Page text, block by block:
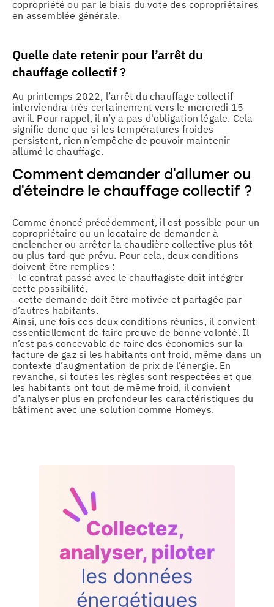
copropriété ou par le biais du vote des copropriétaires
en assemblée générale.
Quelle date retenir pour l’arrêt du
chauffage collectif ?
Au printemps 2022, l’arrêt du chauffage collectif
interviendra très certainement vers le mercredi 15
avril. Pour rappel, il n’y a pas d'obligation légale. Cela
signifie donc que si les températures froides
persistent, rien n’empêche de pouvoir maintenir
allumé le chauffage.
Comment demander d’allumer ou
d’éteindre le chauffage collectif ?
Comme énoncé précédemment, il est possible pour un
copropriétaire ou un locataire de demander à
enclencher ou arrêter la chaudière collective plus tôt
ou plus tard que prévu. Pour cela, deux conditions
doivent être remplies :
- le contrat passé avec le chauffagiste doit intégrer
cette possibilité,
- cette demande doit être motivée et partagée par
d’autres habitants.
Ainsi, une fois ces deux conditions réunies, il convient
essentiellement de faire preuve de bonne volonté. Il
n’est pas concevable de faire des économies sur la
facture de gaz si les habitants ont froid, même dans un
contexte d’augmentation de prix de l’énergie. En
revanche, si toutes les règles sont respectées et que
les habitants ont tout de même froid, il convient
d’analyser plus en profondeur les caractéristiques du
bâtiment avec une solution comme Homeys.